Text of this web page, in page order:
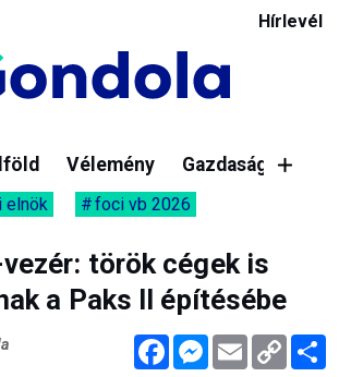
Hírlevél
Vélemény Gazdaság
elnök foci vb 2026
török cégek is
a Paks II építésébe
FacebookMessenger
Email Copy
Link